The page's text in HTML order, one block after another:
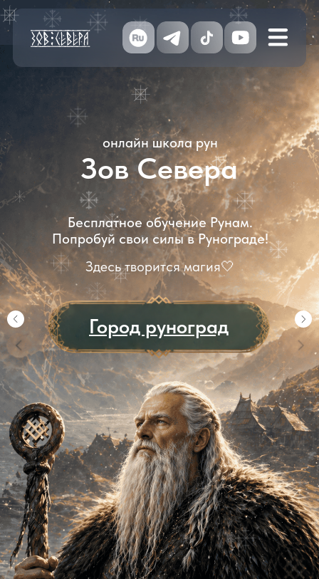
Зов Севера
Здесь творится магия🤍
Бесплатное обучение Рунам.
Попробуй свои силы в Рунограде!
Город руноград
онлайн школа рун
База
Магия — не
практик, а
понимание
миры
Ключ к
Приходи на бесплатное
обучение Рунам
/01
Доступный язык обучения